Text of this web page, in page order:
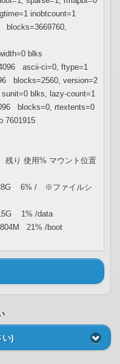
blks
ascii-ci=0, ftype=1
version=2
lazy-count=1
rtextents=0
7601915
り 使用% マウント位置
6% / ※ファイルシ
1% /data
21% /boot
い)